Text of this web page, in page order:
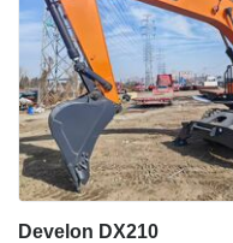
Develon DX210